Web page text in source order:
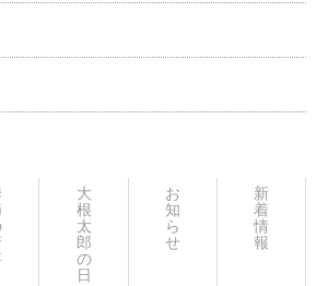
新
着
情
報
お
知
ら
せ
大
根
太
郎
の
日々